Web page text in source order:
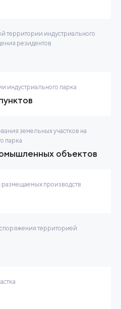
территории индустриального
резидентов
индустриального парка
земельных участков на
парка
объектов
размещаемых производств
территорией